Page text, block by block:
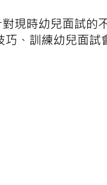
現時幼兒面試的
、訓練幼兒面試